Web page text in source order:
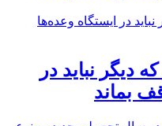
دیگر نباید در
بماند